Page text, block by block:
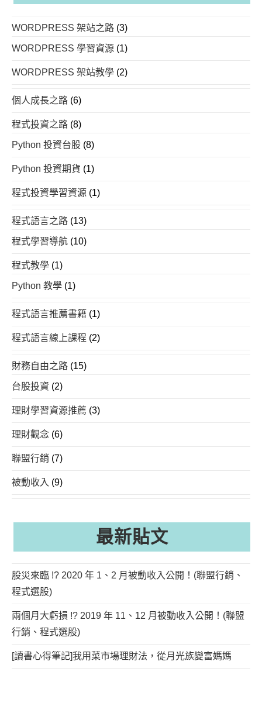
WORDPRESS 架站之路 (3)
WORDPRESS 學習資源 (1)
WORDPRESS 架站教學 (2)
個人成長之路 (6)
程式投資之路 (8)
Python 投資台股 (8)
Python 投資期貨 (1)
程式投資學習資源 (1)
程式語言之路 (13)
程式學習導航 (10)
程式教學 (1)
Python 教學 (1)
程式語言推薦書籍 (1)
程式語言線上課程 (2)
財務自由之路 (15)
台股投資 (2)
理財學習資源推薦 (3)
理財觀念 (6)
聯盟行銷 (7)
被動收入 (9)
最新貼文
股災來臨 !? 2020 年 1、2 月被動收入公開！(聯盟行銷、
程式選股)
兩個月大虧損 !? 2019 年 11、12 月被動收入公開！(聯盟
行銷、程式選股)
[讀書心得筆記]我用菜市場理財法，從月光族變富媽媽